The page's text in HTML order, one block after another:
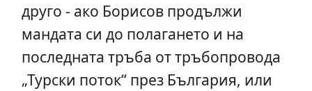
друго - ако Борисов продължи
мандата си до полагането и на
последната тръба от тръбопровода
„Турски поток“ през България, или